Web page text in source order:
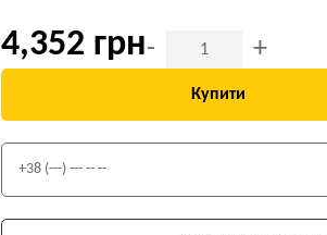
4,352 грн- +
Купити